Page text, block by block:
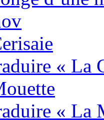
« La
« La